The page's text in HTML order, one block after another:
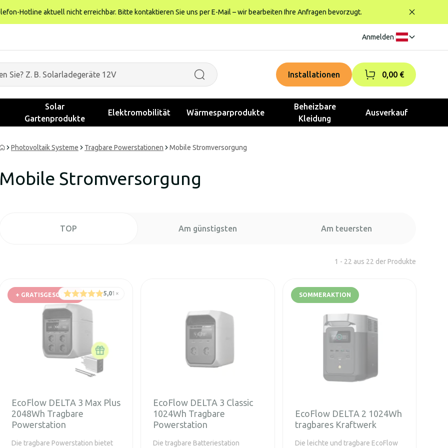
Hotline aktuell nicht erreichbar. Bitte kontaktieren Sie uns per E-Mail – wir bearbeiten Ihre Anfragen bevorzugt.
Anmelden
Installationen 0,00 €
Solar
Gartenprodukte
Elektromobilität Wärmesparprodukte
Beheizbare
Kleidung
Ausverkauf
Photovoltaik Systeme Tragbare Powerstationen Mobile Stromversorgung
Mobile Stromversorgung
TOP Am günstigsten Am teuersten
1 - 22 aus 22 der Produkte
+ GRATISGESCHENK 5,01 ×
EcoFlow DELTA 3 Max Plus
2048Wh Tragbare
Powerstation
Die tragbare Powerstation bietet
EcoFlow DELTA 3 Classic
1024Wh Tragbare
Powerstation
Die tragbare Batteriestation
SOMMERAKTION
EcoFlow DELTA 2 1024Wh
tragbares Kraftwerk
Die leichte und tragbare EcoFlow